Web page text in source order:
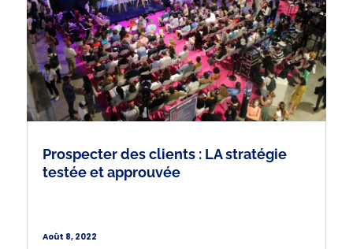
Prospecter des clients : LA stratégie
testée et approuvée
Août 8, 2022